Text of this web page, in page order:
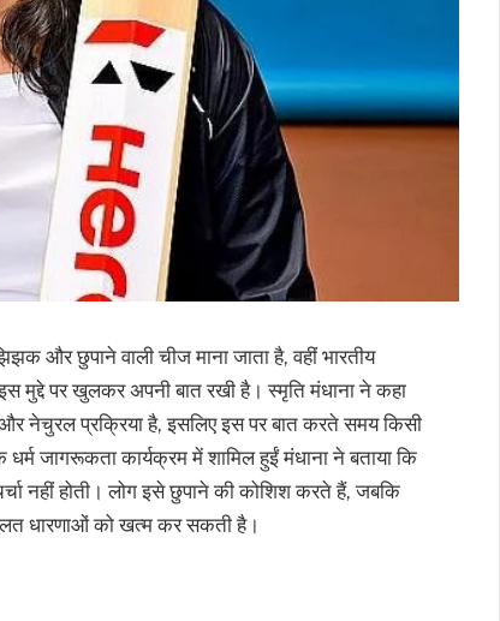
और छुपाने वाली चीज माना जाता है, वहीं भारतीय
मुद्दे पर खुलकर अपनी बात रखी है। स्मृति मंधाना ने कहा
और नेचुरल प्रक्रिया है, इसलिए इस पर बात करते समय किसी
जागरूकता कार्यक्रम में शामिल हुईं मंधाना ने बताया कि
नहीं होती। लोग इसे छुपाने की कोशिश करते हैं, जबकि
धारणाओं को खत्म कर सकती है।